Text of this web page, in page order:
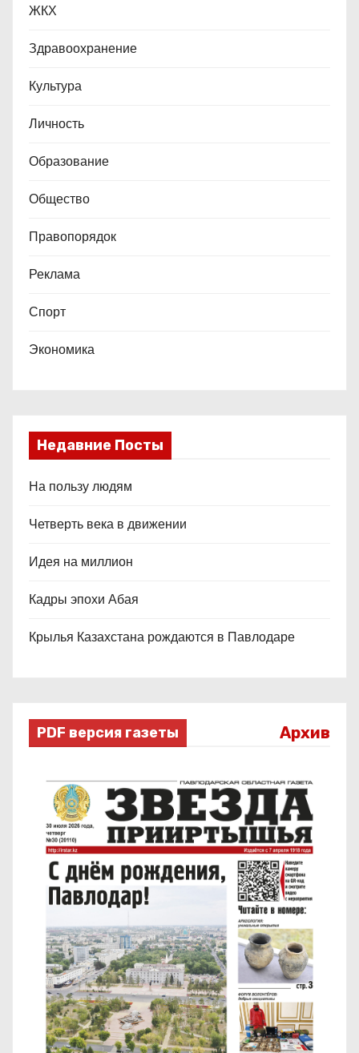
ЖКХ
Здравоохранение
Культура
Личность
Образование
Общество
Правопорядок
Реклама
Спорт
Экономика
Недавние Посты
На пользу людям
Четверть века в движении
Идея на миллион
Кадры эпохи Абая
Крылья Казахстана рождаются в Павлодаре
PDF версия газеты Архив